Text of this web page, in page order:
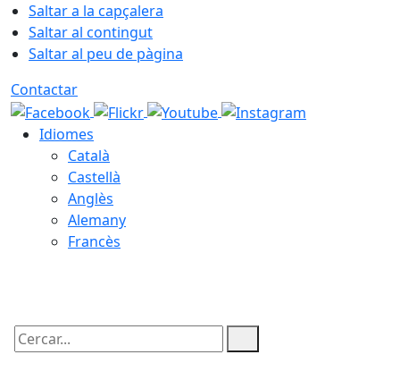
Saltar a la capçalera
Saltar al contingut
Saltar al peu de pàgina
Contactar
Idiomes
Català
Castellà
Anglès
Alemany
Francès
Cercar: